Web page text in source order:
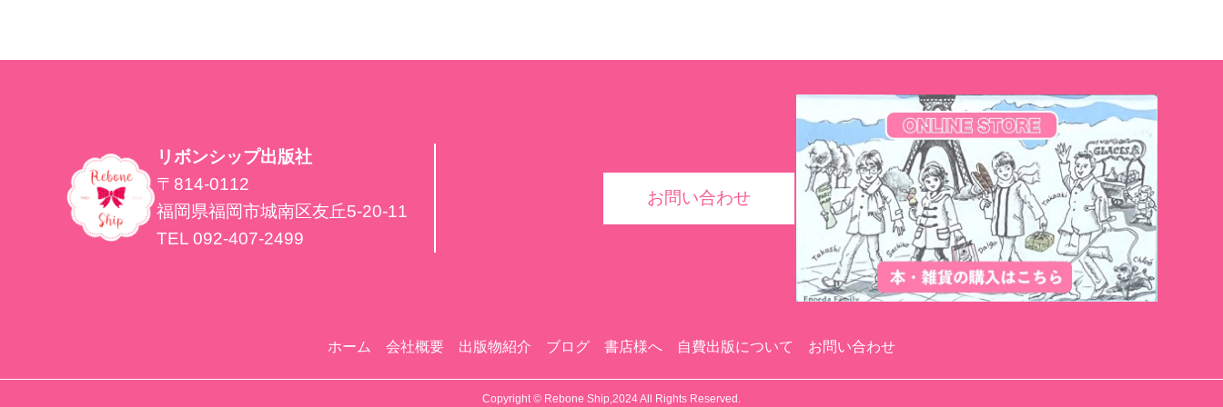
リボンシップ出版社
〒814-0112
福岡県福岡市城南区友丘5-20-11
TEL 092-407-2499
お問い合わせ
ホーム 会社概要 出版物紹介 ブログ 書店様へ 自費出版について お問い合わせ
Copyright © Rebone Ship,2024 All Rights Reserved.